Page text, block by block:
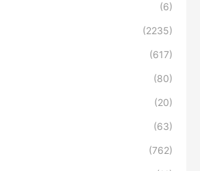
(6)
(2235)
(617)
(80)
(20)
(63)
(762)